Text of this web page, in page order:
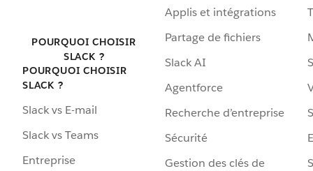
POURQUOI CHOISIR
SLACK ?
POURQUOI CHOISIR
SLACK ?
Slack vs E-mail
Slack vs Teams
Entreprise
Applis et intégrations
Partage de fichiers
Slack AI
Agentforce
Recherche d’entreprise
Sécurité
Gestion des clés de